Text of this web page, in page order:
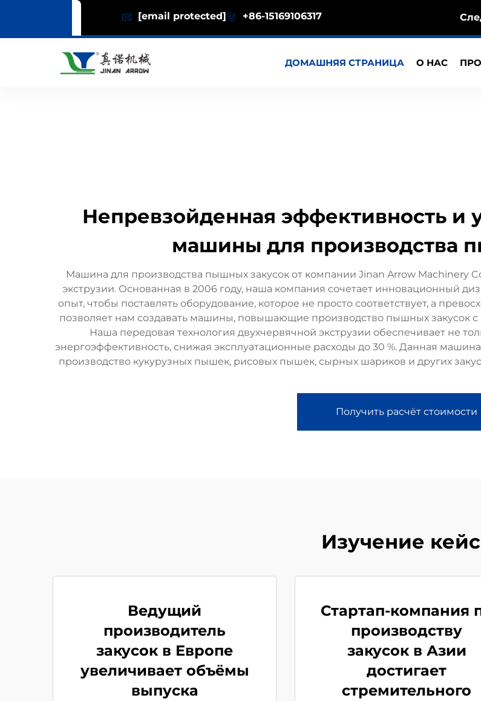
[email protected] +86-15169106317
ДОМАШНЯЯ СТРАНИЦА О НАС
Непревзойденная эффективность и
машины для производства
Машина для производства пышных закусок от компании Jinan Arrow Machinery
экструзии. Основанная в 2006 году, наша компания сочетает инновационный
опыт, чтобы поставлять оборудование, которое не просто соответствует, а
позволяет нам создавать машины, повышающие производство пышных закусок
Наша передовая технология двухчервячной экструзии обеспечивает не
энергоэффективность, снижая эксплуатационные расходы до 30 %. Данная
производство кукурузных пышек, рисовых пышек, сырных шариков и других
Получить расчёт стоимости
Изучение
Ведущий
производитель
закусок в Европе
увеличивает объёмы
выпуска
Стартап-компания
производству
закусок в Азии
достигает
стремительного